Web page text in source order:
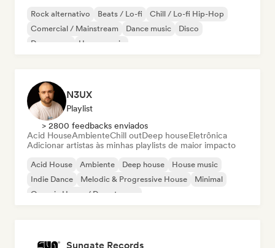
Rock alternativo Beats / Lo-fi
Chill / Lo-fi Hip-Hop
Comercial / Mainstream
Dance music
Disco
Dream pop
House music
N3UX
Playlist
> 2800 feedbacks enviados
Acid HouseAmbienteChill outDeep houseEletrônica
Adicionar artistas às minhas playlists de maior impacto
Acid House Ambiente Deep house
House music
Indie Dance
Melodic & Progressive House
Minimal
Organic House / Downtempo
Sungate Records